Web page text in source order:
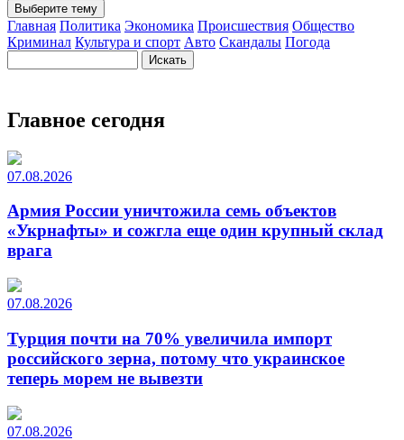
Выберите тему
Главная Политика Экономика Происшествия Общество
Криминал Культура и спорт Авто Скандалы Погода
Главное сегодня
07.08.2026
Армия России уничтожила семь объектов
«Укрнафты» и сожгла еще один крупный склад
врага
07.08.2026
Турция почти на 70% увеличила импорт
российского зерна, потому что украинское
теперь морем не вывезти
07.08.2026